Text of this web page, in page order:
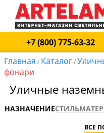
+7 (800) 775-63-32
Главная / Каталог/
фонари
Уличные
НАЗНАЧЕНИЕСТИЛЬ
ВСЕ